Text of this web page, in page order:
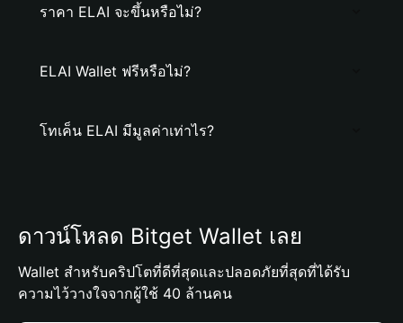
ราคา ELAI จะขึ้นหรือไม่?
ELAI Wallet ฟรีหรือไม่?
โทเค็น ELAI มีมูลค่าเท่าไร?
ดาวน์โหลด Bitget Wallet เลย
Wallet สำหรับคริปโตที่ดีที่สุดและปลอดภัยที่สุดที่ได้รับ
ความไว้วางใจจากผู้ใช้ 40 ล้านคน